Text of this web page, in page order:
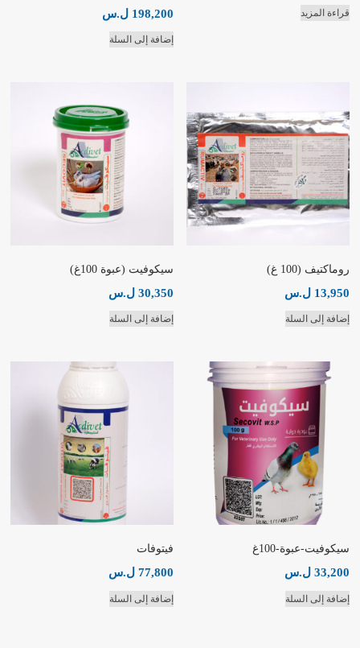
قراءة المزيد 198,200 ل.س
إضافة إلى السلة
روماكتيف (100 غ)
13,950 ل.س
إضافة إلى السلة
سيكوفيت (عبوة 100غ)
30,350 ل.س
إضافة إلى السلة
سيكوفيت-عبوة-100غ
33,200 ل.س
إضافة إلى السلة
فيتوفات
77,800 ل.س
إضافة إلى السلة